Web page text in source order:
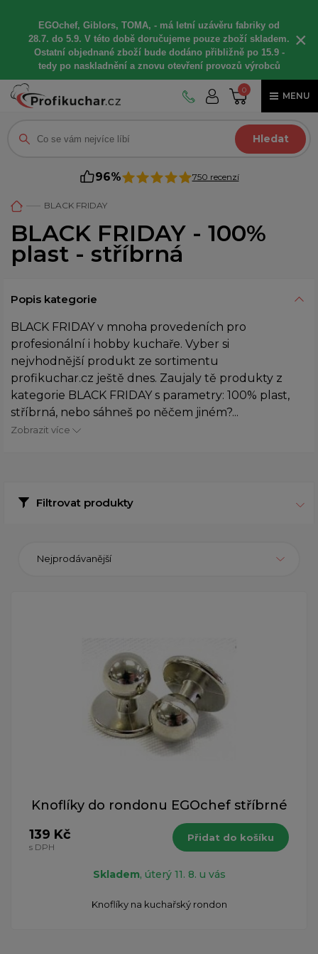
EGOchef, Giblors, TOMA, - má letní uzávěru fabriky od
28.7. do 5.9. V této době doručujeme pouze zboží skladem.
Ostatní objednané zboží bude dodáno přibližně po 15.9 -
tedy po naskladnění a znovu otevření provozů výrobců
×
0
MENU
Hledat
96% 750 recenzí
BLACK FRIDAY
BLACK FRIDAY - 100%
plast - stříbrná
Popis kategorie
BLACK FRIDAY v mnoha provedeních pro
profesionální i hobby kuchaře. Vyber si
nejvhodnější produkt ze sortimentu
profikuchar.cz ještě dnes. Zaujaly tě produkty z
kategorie BLACK FRIDAY s parametry: 100% plast,
stříbrná, nebo sáhneš po něčem jiném?...
Zobrazit více
Filtrovat produkty
Nejprodávanější
Knoflíky do rondonu EGOchef stříbrné
139 Kč
s DPH
Přidat do košíku
Skladem, úterý 11. 8. u vás
Knoflíky na kuchařský rondon